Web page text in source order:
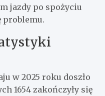
jazdy po spożyciu
problemu.
w 2025 roku doszło
1654 zakończyły się